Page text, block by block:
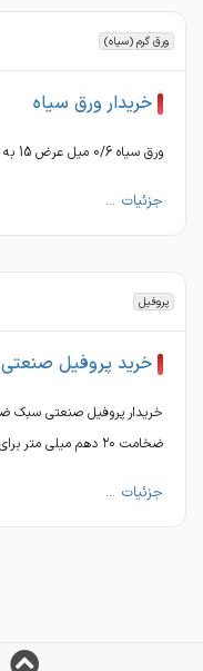
ورق گرم (سیاه)
خریدار ورق سیاه
ورق سیاه 0/6 میل عرض 15 به میزان 20 تن خریداریم.
جزئیات ...
پروفیل
خرید پروفیل صنعتی
ضخامت ۲۰ دهم میلی متر برای کانکس هستیم.
جزئیات ...